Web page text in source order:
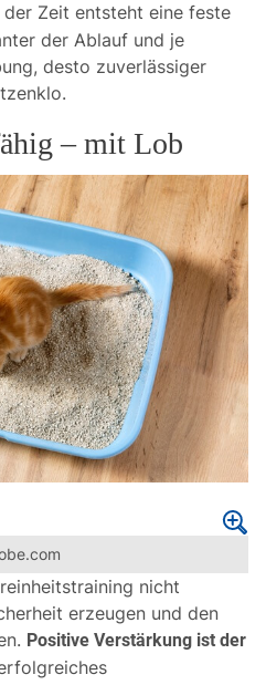
der Zeit entsteht eine feste
der Ablauf und je
desto zuverlässiger
– mit Lob
nicht
erzeugen und den
Positive Verstärkung ist der